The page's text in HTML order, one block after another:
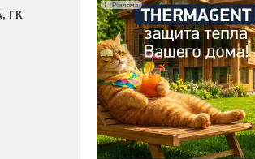
ГК
Реклама